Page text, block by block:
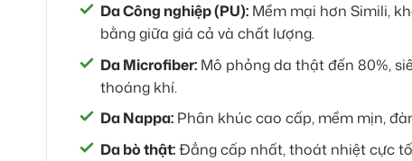
Da Công nghiệp (PU): Mềm mại hơn Simili,
bằng giữa giá cả và chất lượng.
Da Microfiber: Mô phỏng da thật đến 80%,
thoáng khí.
Da Nappa: Phân khúc cao cấp, mềm mịn,
Da bò thật:Đẳng cấp nhất, thoát nhiệt cực